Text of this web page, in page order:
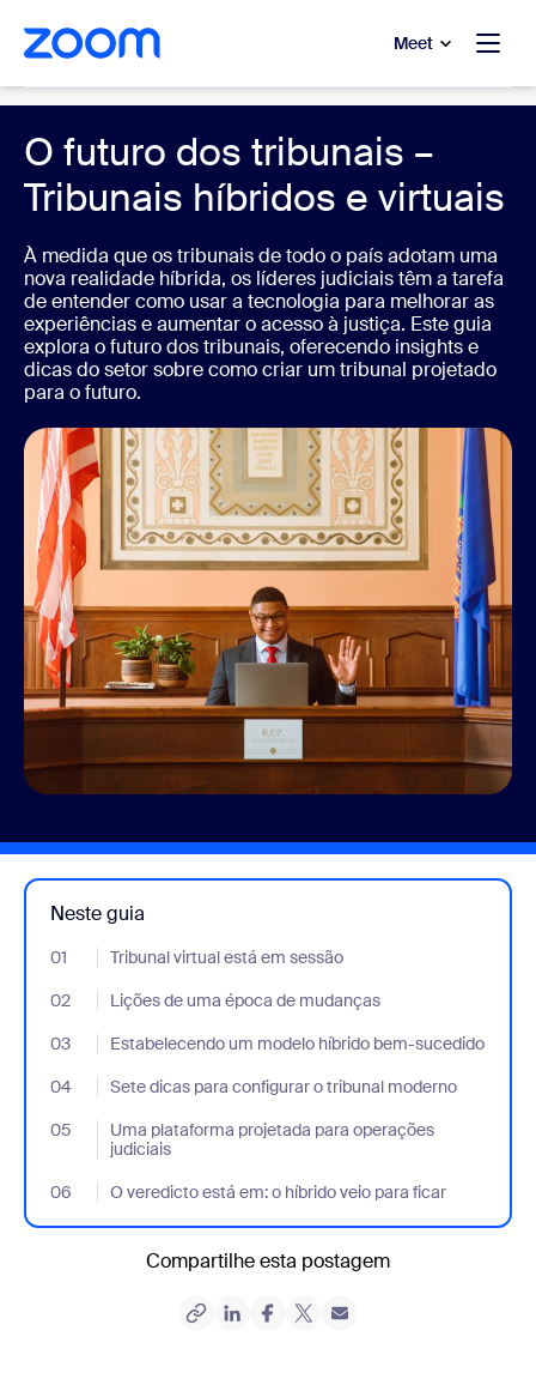
principal
chat de ajuda Meet
O futuro dos tribunais –
Tribunais híbridos e virtuais
À medida que os tribunais de todo o país adotam uma
nova realidade híbrida, os líderes judiciais têm a tarefa
de entender como usar a tecnologia para melhorar as
experiências e aumentar o acesso à justiça. Este guia
explora o futuro dos tribunais, oferecendo insights e
dicas do setor sobre como criar um tribunal projetado
para o futuro.
Neste guia
01 Tribunal virtual está em sessão
- Jumplink to Tribunal virtual está em sessão
02
Lições de uma época de mudanças
- Jumplink to Lições de uma época de mudanças
03
Estabelecendo um modelo híbrido bem-sucedido
- Jumplink to Estabelecendo um modelo híbrido bem-sucedido
04
Sete dicas para configurar o tribunal moderno
- Jumplink to Sete dicas para configurar o tribunal moderno
05
Uma plataforma projetada para operações
judiciais
- Jumplink to Uma plataforma projetada para operações
06 O veredicto está em: o híbrido veio para ficar
- Jumplink to O veredicto está em: o híbrido veio para ficar
Compartilhe esta postagem